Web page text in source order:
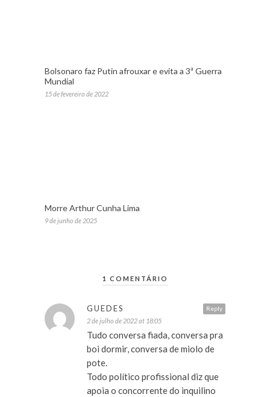
Bolsonaro faz Putin afrouxar e evita a 3ª Guerra
Mundial
15 de fevereiro de 2022
Morre Arthur Cunha Lima
9 de junho de 2025
1 COMENTÁRIO
Reply
GUEDES
2 de julho de 2022 at 18:05
Tudo conversa fiada, conversa pra
boi dormir, conversa de miolo de
pote.
Todo político profissional diz que
apoia o concorrente do inquilino